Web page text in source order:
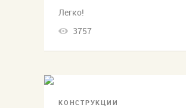
Легко!
3757
КОНСТРУКЦИИ